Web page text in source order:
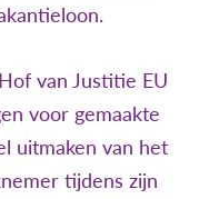
van Justitie EU
voor gemaakte
uitmaken van het
tijdens zijn